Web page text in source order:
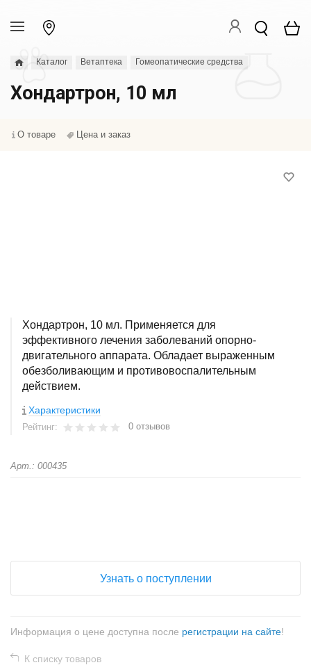
Каталог Ветаптека Гомеопатические средства
Хондартрон, 10 мл
О товаре Цена и заказ
Хондартрон, 10 мл. Применяется для
эффективного лечения заболеваний опорно-
двигательного аппарата. Обладает выраженным
обезболивающим и противовоспалительным
действием.
Характеристики
Рейтинг: 0 отзывов
Арт.: 000435
Узнать о поступлении
Информация о цене доступна после регистрации на сайте!
К списку товаров